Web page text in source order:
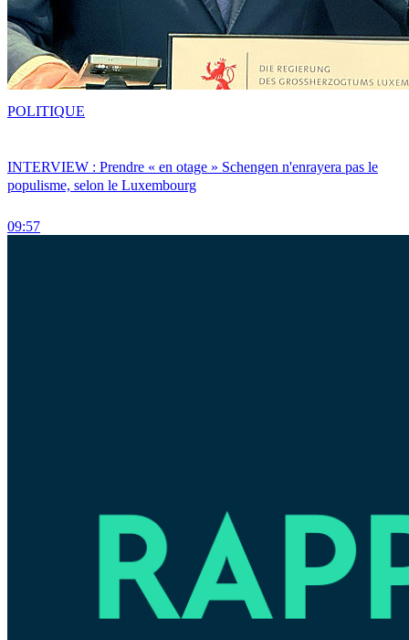
INTERVIEW : Prendre « en otage » Schengen n'enrayera pas le
populisme, selon le Luxembourg
09:57
POLITIQUE